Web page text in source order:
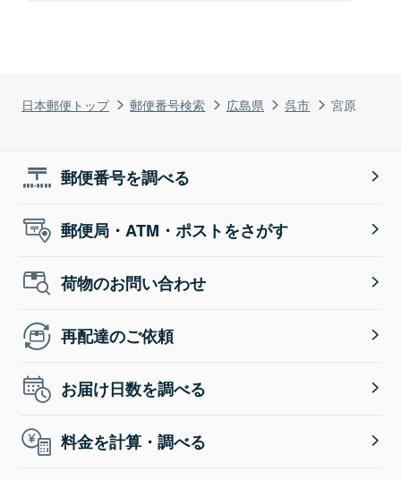
日本郵便トップ 郵便番号検索 広島県 呉市 宮原
郵便番号を調べる
郵便局・ATM・ポストをさがす
荷物のお問い合わせ
再配達のご依頼
お届け日数を調べる
料金を計算・調べる